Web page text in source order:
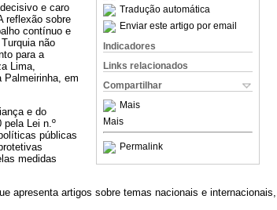
Tradução automática
Enviar este artigo por email
Indicadores
Links relacionados
Compartilhar
Mais
Mais
Permalink
e caro
reflexão sobre
contínuo e
não
para a
Lima,
Palmeirinha, em
e do
pela Lei n.º
públicas
medidas
apresenta artigos sobre temas nacionais e internacionais,